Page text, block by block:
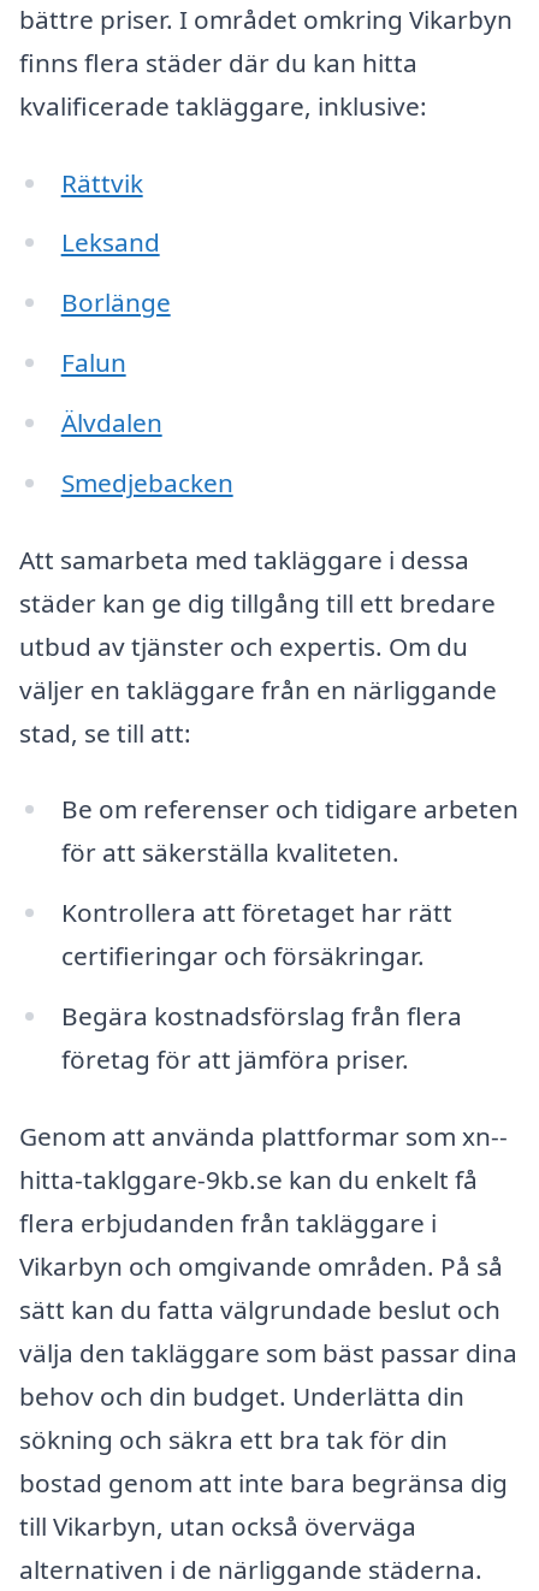
bättre priser. I området omkring Vikarbyn
finns flera städer där du kan hitta
kvalificerade takläggare, inklusive:
Rättvik
Leksand
Borlänge
Falun
Älvdalen
Smedjebacken
Att samarbeta med takläggare i dessa
städer kan ge dig tillgång till ett bredare
utbud av tjänster och expertis. Om du
väljer en takläggare från en närliggande
stad, se till att:
Be om referenser och tidigare arbeten
för att säkerställa kvaliteten.
Kontrollera att företaget har rätt
certifieringar och försäkringar.
Begära kostnadsförslag från flera
företag för att jämföra priser.
Genom att använda plattformar som xn--
hitta-taklggare-9kb.se kan du enkelt få
flera erbjudanden från takläggare i
Vikarbyn och omgivande områden. På så
sätt kan du fatta välgrundade beslut och
välja den takläggare som bäst passar dina
behov och din budget. Underlätta din
sökning och säkra ett bra tak för din
bostad genom att inte bara begränsa dig
till Vikarbyn, utan också överväga
alternativen i de närliggande städerna.